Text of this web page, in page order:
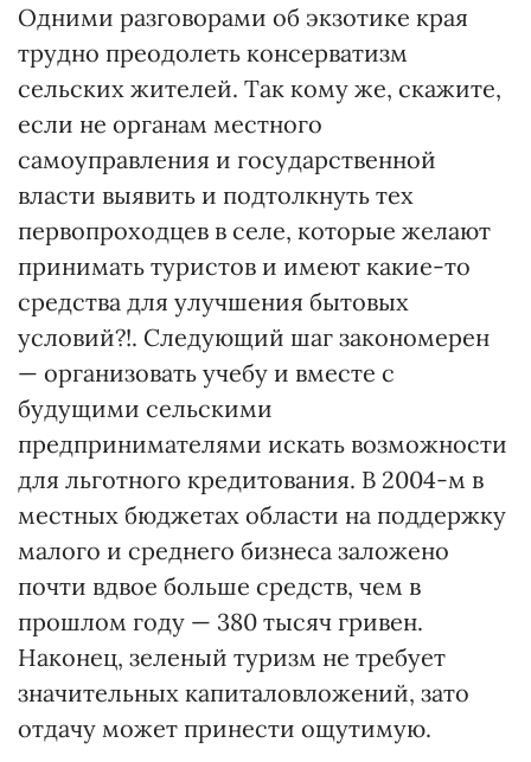
Одними разговорами об экзотике края
трудно преодолеть консерватизм
сельских жителей. Так кому же, скажите,
если не органам местного
самоуправления и государственной
власти выявить и подтолкнуть тех
первопроходцев в селе, которые желают
принимать туристов и имеют какие-то
средства для улучшения бытовых
условий?!. Следующий шаг закономерен
— организовать учебу и вместе с
будущими сельскими
предпринимателями искать возможности
для льготного кредитования. В 2004-м в
местных бюджетах области на поддержку
малого и среднего бизнеса заложено
почти вдвое больше средств, чем в
прошлом году — 380 тысяч гривен.
Наконец, зеленый туризм не требует
значительных капиталовложений, зато
отдачу может принести ощутимую.